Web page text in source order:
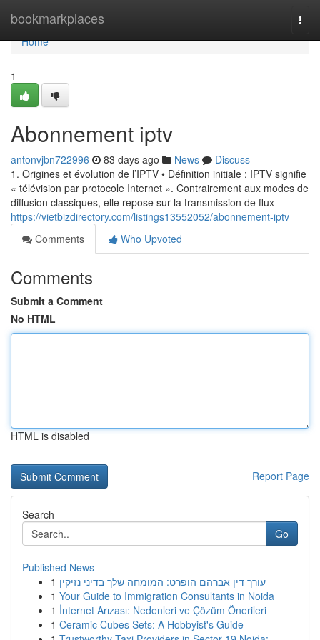
bookmarkplaces
Home
Home
1
Abonnement iptv
antonvjbn722996 83 days ago News
Discuss
1. Origines et évolution de l’IPTV • Définition initiale : IPTV signifie
« télévision par protocole Internet ». Contrairement aux modes de
diffusion classiques, elle repose sur la transmission de flux
https://vietbizdirectory.com/listings13552052/abonnement-iptv
Comments
Who Upvoted
Comments
Submit a Comment
No HTML
HTML is disabled
Report Page
Search
Go
Published News
1 עורך דין אברהם הופרט: המומחה שלך בדיני נזיקין
1 Your Guide to Immigration Consultants in Noida
1 İnternet Arızası: Nedenleri ve Çözüm Önerileri
1 Ceramic Cubes Sets: A Hobbyist's Guide